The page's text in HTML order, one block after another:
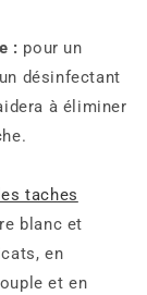
: pour un
désinfectant
à éliminer
les taches
blanc et
en
et en